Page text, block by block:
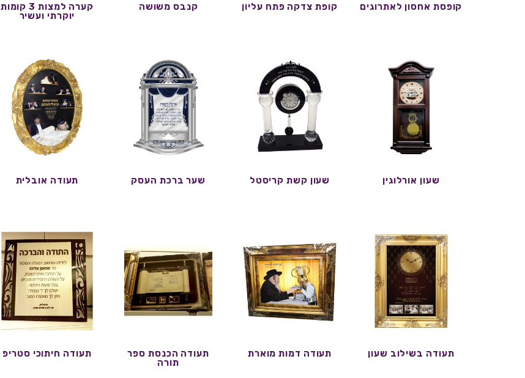
קופסת אחסון לאתרוגים קופת צדקה פתח עליון קנבס משושה
קערה למצות 3 קומות
יוקרתי ועשיר
שעון אורלוגין שעון קשת קריסטל שער ברכת העסק תעודה אובלית
תעודה בשילוב שעון תעודה דמות מוארת
תעודה הכנסת ספר
תורה
תעודה חיתוכי סטריפ